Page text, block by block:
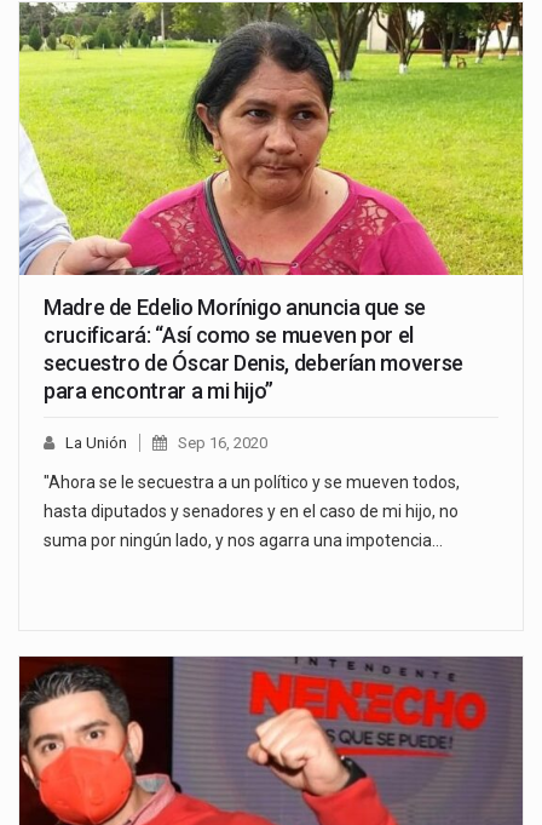
Madre de Edelio Morínigo anuncia que se
crucificará: “Así como se mueven por el
secuestro de Óscar Denis, deberían moverse
para encontrar a mi hijo”
La Unión Sep 16, 2020
"Ahora se le secuestra a un político y se mueven todos,
hasta diputados y senadores y en el caso de mi hijo, no
suma por ningún lado, y nos agarra una impotencia…